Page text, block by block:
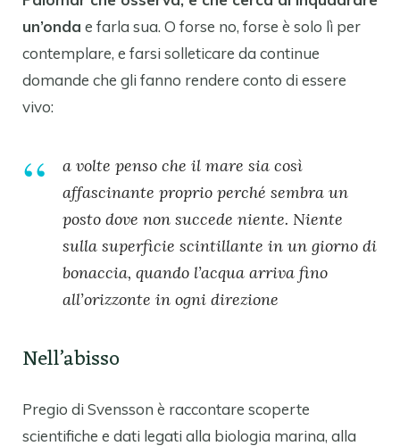
un’onda e farla sua. O forse no, forse è solo lì per
contemplare, e farsi solleticare da continue
domande che gli fanno rendere conto di essere
vivo:
a volte penso che il mare sia così
affascinante proprio perché sembra un
posto dove non succede niente. Niente
sulla superficie scintillante in un giorno di
bonaccia, quando l’acqua arriva fino
all’orizzonte in ogni direzione
Nell’abisso
Pregio di Svensson è raccontare scoperte
scientifiche e dati legati alla biologia marina, alla